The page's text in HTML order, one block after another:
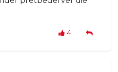
4